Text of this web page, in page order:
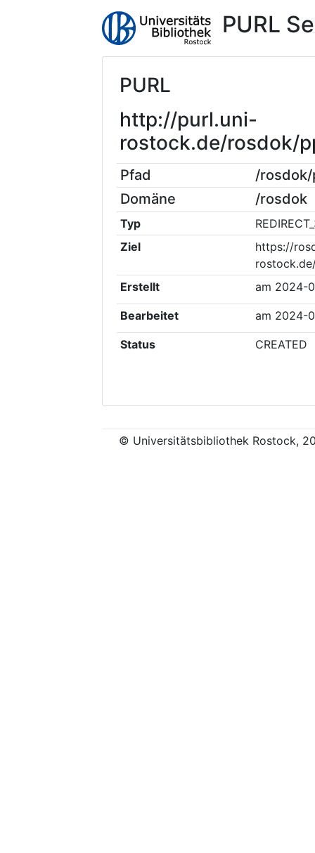
PURL
PURL
http://purl.uni-
rostock.de/rosdok/
Pfad
/rosdok/
Domäne
/rosdok
Typ
Ziel
https://
Erstellt
am 2024-
Bearbeitet am 2024-
Status CREATED
© Universitätsbibliothek Rostock,